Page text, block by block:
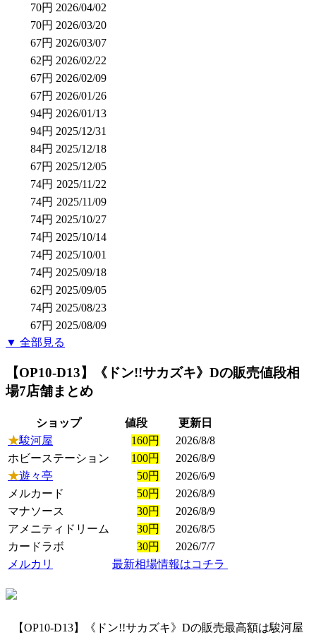
70円 2026/04/02
70円 2026/03/20
67円 2026/03/07
62円 2026/02/22
67円 2026/02/09
67円 2026/01/26
94円 2026/01/13
94円 2025/12/31
84円 2025/12/18
67円 2025/12/05
74円 2025/11/22
74円 2025/11/09
74円 2025/10/27
74円 2025/10/14
74円 2025/10/01
74円 2025/09/18
62円 2025/09/05
74円 2025/08/23
67円 2025/08/09
▼ 全部見る
【OP10-D13】《ドン!!サカズキ》Dの販売値段相
場7店舗まとめ
ショップ 値段
更新日
★駿河屋 160円
2026/8/8
ホビーステーション
100円
2026/8/9
★遊々亭 50円
2026/6/9
メルカード
50円
2026/8/9
マナソース
30円
2026/8/9
アメニティドリーム
30円
2026/8/5
カードラボ
30円
2026/7/7
メルカリ
最新相場情報はコチラ
【OP10-D13】《ドン!!サカズキ》Dの販売最高額は駿河屋